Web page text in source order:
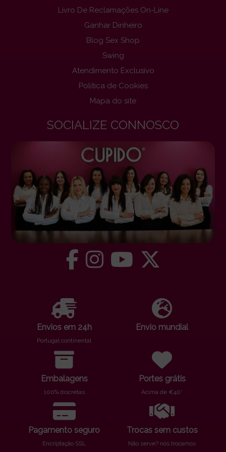
Livro De Reclamações On-Line
Ganhar Dinheiro
Blog Sex Shop
Swing
Atendimento Exclusivo
Politica de Cookies
Mapa do site
SOCIALIZE CONNOSCO
Envios em 24h
Portugal continental
Envio mundial
Embalagens
100% discretas
Portes grátis
Acima de €40*
Pagamento seguro
Encriptação SSL
Trocas sem custos
Não serve? nós trocamos